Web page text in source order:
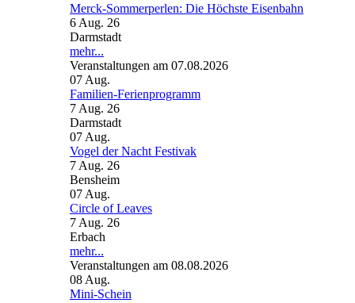
Merck-Sommerperlen: Die Höchste Eisenbahn
6 Aug. 26
Darmstadt
mehr...
Veranstaltungen am 07.08.2026
07 Aug.
Familien-Ferienprogramm
7 Aug. 26
Darmstadt
07 Aug.
Vogel der Nacht Festivak
7 Aug. 26
Bensheim
07 Aug.
Circle of Leaves
7 Aug. 26
Erbach
mehr...
Veranstaltungen am 08.08.2026
08 Aug.
Mini-Schein